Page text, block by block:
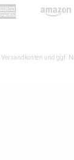
Versandkosten und ggf.